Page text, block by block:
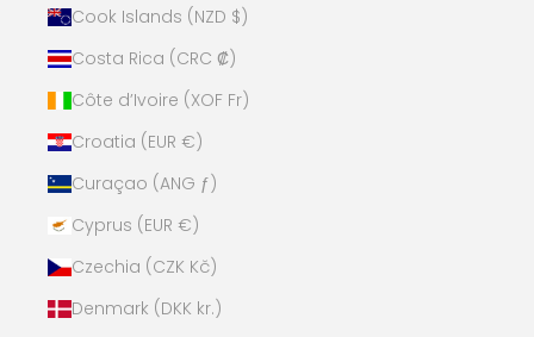
Cook Islands (NZD $)
Costa Rica (CRC ₡)
Côte d’Ivoire (XOF Fr)
Croatia (EUR €)
Curaçao (ANG ƒ)
Cyprus (EUR €)
Czechia (CZK Kč)
Denmark (DKK kr.)